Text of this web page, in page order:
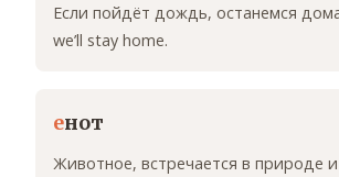
Если пойдёт дождь, останемся
we’ll stay home.
енот
Животное, встречается в природе и